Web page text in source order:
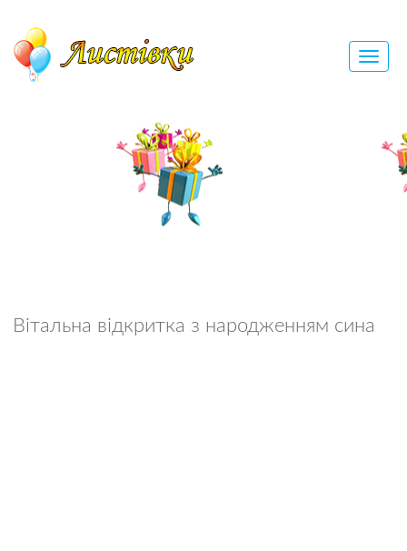
Вітальна відкритка з народженням сина